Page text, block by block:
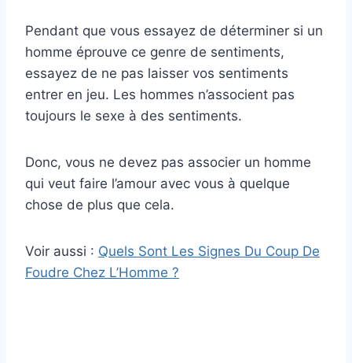
Pendant que vous essayez de déterminer si un
homme éprouve ce genre de sentiments,
essayez de ne pas laisser vos sentiments
entrer en jeu. Les hommes n’associent pas
toujours le sexe à des sentiments.
Donc, vous ne devez pas associer un homme
qui veut faire l’amour avec vous à quelque
chose de plus que cela.
Voir aussi : Quels Sont Les Signes Du Coup De
Foudre Chez L’Homme ?